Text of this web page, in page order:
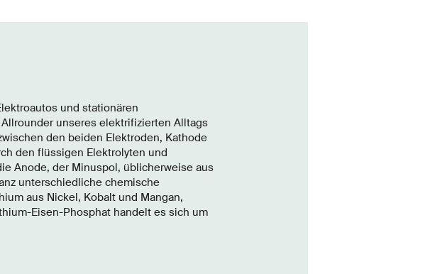
und stationären
unseres elektrifizierten Alltags
den beiden Elektroden, Kathode
den flüssigen Elektrolyten und
Anode, der Minuspol, üblicherweise aus
unterschiedliche chemische
aus Nickel, Kobalt und Mangan,
Eisen-Phosphat handelt es sich um